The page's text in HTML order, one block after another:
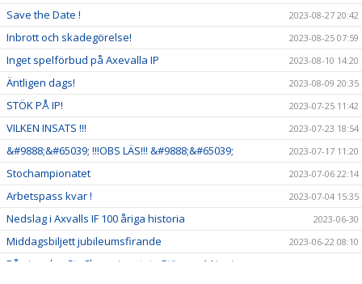
Save the Date ! 2023-08-27 20:42
Inbrott och skadegörelse! 2023-08-25 07:59
Inget spelförbud på Axevalla IP 2023-08-10 14:20
Äntligen dags! 2023-08-09 20:35
STÖK PÅ IP! 2023-07-25 11:42
VILKEN INSATS !!! 2023-07-23 18:54
&#9888;&#65039; !!!OBS LÄS!!! &#9888;&#65039; 2023-07-17 11:20
Stochampionatet 2023-07-06 22:14
Arbetspass kvar ! 2023-07-04 15:35
Nedslag i Axvalls IF 100 åriga historia 2023-06-30
Middagsbiljett jubileumsfirande 2023-06-22 08:10
Påminnelse StoChampionatet - Stänger 14 juni